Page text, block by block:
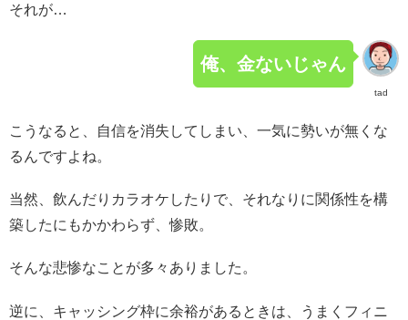
それが…
tad
俺、金ないじゃん
こうなると、自信を消失してしまい、一気に勢いが無くな
るんですよね。
当然、飲んだりカラオケしたりで、それなりに関係性を構
築したにもかかわらず、惨敗。
そんな悲惨なことが多々ありました。
逆に、キャッシング枠に余裕があるときは、うまくフィニ